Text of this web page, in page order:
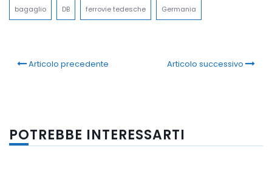
bagaglio DB ferrovie tedesche Germania
Articolo precedente Articolo successivo
POTREBBE INTERESSARTI